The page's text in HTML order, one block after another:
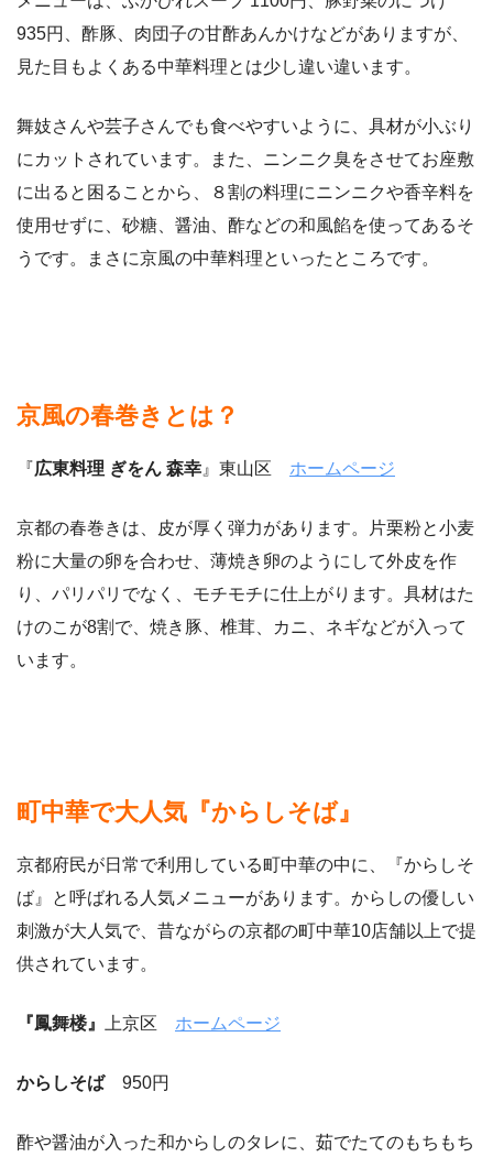
935円、酢豚、肉団子の甘酢あんかけなどがありますが、
見た目もよくある中華料理とは少し違い違います。
舞妓さんや芸子さんでも食べやすいように、具材が小ぶり
にカットされています。また、ニンニク臭をさせてお座敷
に出ると困ることから、８割の料理にニンニクや香辛料を
使用せずに、砂糖、醤油、酢などの和風餡を使ってあるそ
うです。まさに京風の中華料理といったところです。
京風の春巻きとは？
『広東料理 ぎをん 森幸 』東山区 ホームページ
京都の春巻きは、皮が厚く弾力があります。片栗粉と小麦
粉に大量の卵を合わせ、薄焼き卵のようにして外皮を作
り、パリパリでなく、モチモチに仕上がります。具材はた
けのこが8割で、焼き豚、椎茸、カニ、ネギなどが入って
います。
町中華で大人気『からしそば』
京都府民が日常で利用している町中華の中に、『からしそ
ば』と呼ばれる人気メニューがあります。からしの優しい
刺激が大人気で、昔ながらの京都の町中華10店舗以上で提
供されています。
『鳳舞楼』 上京区 ホームページ
からしそば950円
酢や醤油が入った和からしのタレに、茹でたてのもちもち